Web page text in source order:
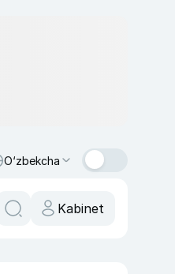
O‘zbekcha
Kabinet